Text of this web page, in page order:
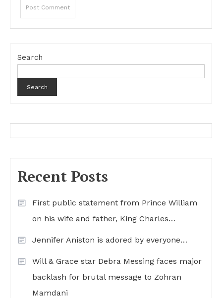
Search
Search
Recent Posts
First public statement from Prince William
on his wife and father, King Charles…
Jennifer Aniston is adored by everyone…
Will & Grace star Debra Messing faces major
backlash for brutal message to Zohran
Mamdani